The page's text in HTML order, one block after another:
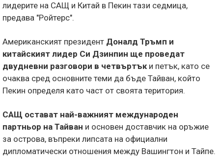
лидерите на САЩ и Китай в Пекин тази седмица,
предава "Ройтерс".
Американският президент Доналд Тръмп и
китайският лидер Си Дзинпин ще проведат
двудневни разговори в четвъртъки петък, като се
очаква сред основните теми да бъде Тайван, който
Пекин определя като част от своята територия.
САЩ остават най-важният международен
партньор на Тайван и основен доставчик на оръжие
за острова, въпреки липсата на официални
дипломатически отношения между Вашингтон и Тайпе.